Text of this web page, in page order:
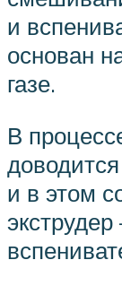
и
основан
газе.
В
и в этом